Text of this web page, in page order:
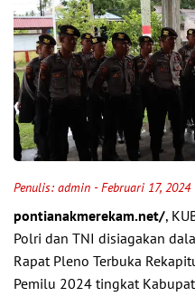
Penulis: admin - Februari 17,
pontianakmerekam.net/,
Polri dan TNI disiagakan
Rapat Pleno Terbuka
Pemilu 2024 tingkat